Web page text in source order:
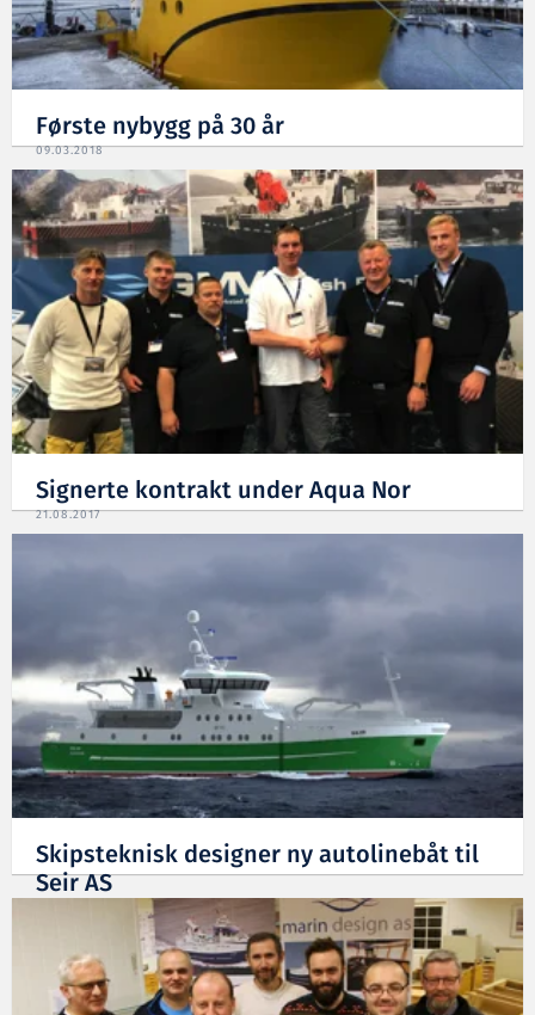
Første nybygg på 30 år
09.03.2018
Signerte kontrakt under Aqua Nor
21.08.2017
Skipsteknisk designer ny autolinebåt til
Seir AS